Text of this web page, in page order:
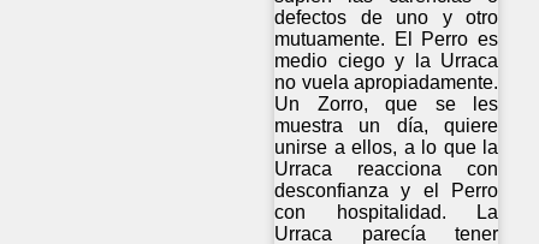
defectos de uno y otro
mutuamente. El Perro es
medio ciego y la Urraca
no vuela apropiadamente.
Un Zorro, que se les
muestra un día, quiere
unirse a ellos, a lo que la
Urraca reacciona con
desconfianza y el Perro
con hospitalidad. La
Urraca parecía tener